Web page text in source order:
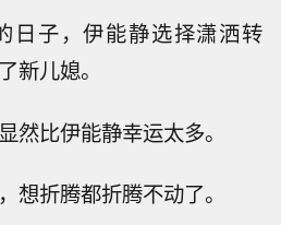
日子，伊能静选择潇洒转
新儿媳。
然比伊能静幸运太多。
想折腾都折腾不动了。